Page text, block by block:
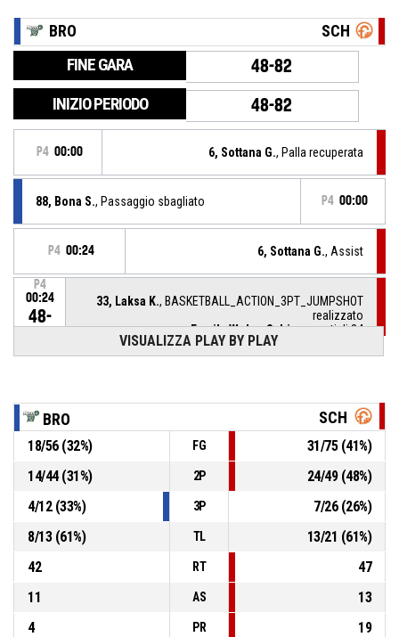
BRO SCH
FINE GARA 48-82
INIZIO PERIODO 48-82
P4 00:00 6, Sottana G., Palla recuperata
88, Bona S., Passaggio sbagliato P4 00:00
P4 00:24 6, Sottana G., Assist
P4
00:24
48-
33, Laksa K., BASKETBALL_ACTION_3PT_JUMPSHOT
realizzato
Famila Wuber Schio- avanti di 34
88, Bona S., Tiro libero 1 di 1 sbagliato P4 00:41
P4 00:41 14, Crippa M. , Sostituzione - Esce
P4 00:41 6, Sottana G. , Sostituzione - Entra
VISUALIZZA PLAY BY PLAY
BRO SCH
18/56(32%) FG 31/75(41%)
14/44(31%) 2P 24/49(48%)
4/12(33%) 3P 7/26(26%)
8/13(61%) TL 13/21 (61%)
42
RT
47
11
AS
13
4
PR
19